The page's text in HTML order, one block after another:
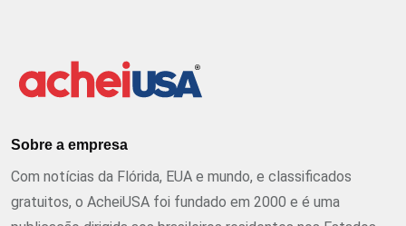
Sobre a empresa
Com notícias da Flórida, EUA e mundo, e classificados
gratuitos, o AcheiUSA foi fundado em 2000 e é uma